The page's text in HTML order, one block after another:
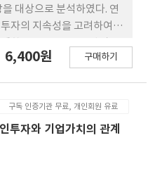
대상으로 분석하였다. 연
자의 지속성을 고려하여 자
2014년에서 2022년까지로
첫째, 정부보조금은 연구개
영향을 미쳤으며, 이러한
유의한 양(+)의 관계가 나
6,400원 구매하기
구독 인증기관 무료, 개인회원 유료
투자와 기업가치의 관계